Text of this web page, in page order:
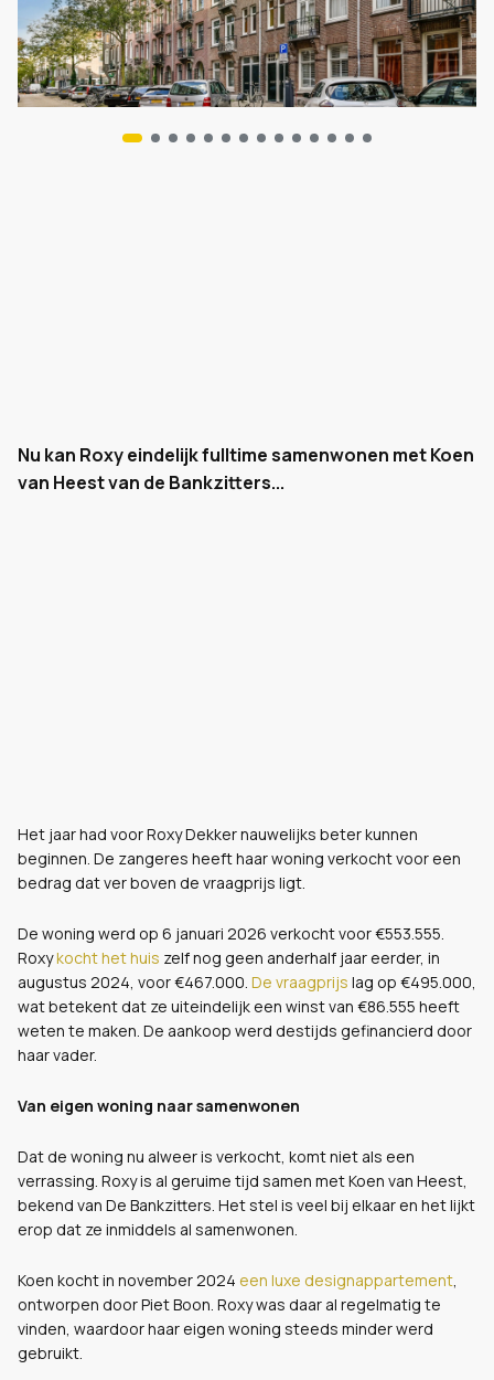
Nu kan Roxy eindelijk fulltime samenwonen met Koen
van Heest van de Bankzitters...
Het jaar had voor Roxy Dekker nauwelijks beter kunnen
beginnen. De zangeres heeft haar woning verkocht voor een
bedrag dat ver boven de vraagprijs ligt.
De woning werd op 6 januari 2026 verkocht voor €553.555.
Roxykocht het huis zelf nog geen anderhalf jaar eerder, in
augustus 2024, voor €467.000. De vraagprijs lag op €495.000,
wat betekent dat ze uiteindelijk een winst van €86.555 heeft
weten te maken. De aankoop werd destijds gefinancierd door
haar vader.
Van eigen woning naar samenwonen
Dat de woning nu alweer is verkocht, komt niet als een
verrassing. Roxy is al geruime tijd samen met Koen van Heest,
bekend van De Bankzitters. Het stel is veel bij elkaar en het lijkt
erop dat ze inmiddels al samenwonen.
Koen kocht in november 2024 een luxe designappartement,
ontworpen door Piet Boon. Roxy was daar al regelmatig te
vinden, waardoor haar eigen woning steeds minder werd
gebruikt.